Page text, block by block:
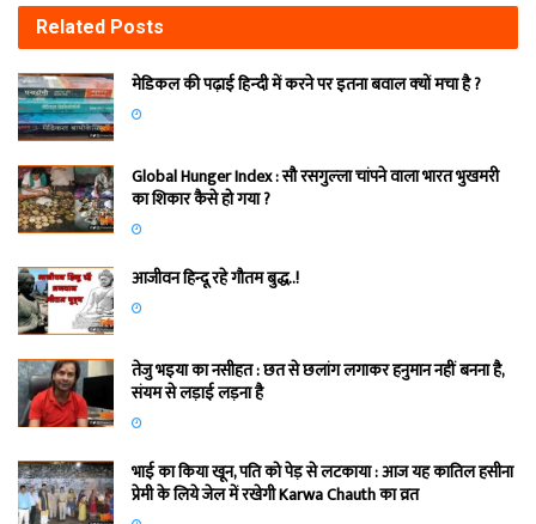
Related Posts
मेडिकल की पढ़ाई हिन्‍दी में करने पर इतना बवाल क्‍यों मचा है ?
Global Hunger Index : सौ रसगुल्‍ला चांपने वाला भारत भुखमरी
का शिकार कैसे हो गया ?
आजीवन हिन्दू रहे गौतम बुद्ध..!
तेजु भइया का नसीहत : छत से छलांग लगाकर हनुमान नहीं बनना है,
संयम से लड़ाई लड़ना है
भाई का किया खून, पति को पेड़ से लटकाया : आज यह कातिल हसीना
प्रेमी के लिये जेल में रखेगी Karwa Chauth का व्रत